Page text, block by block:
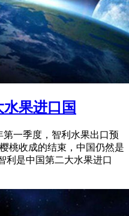
果进口国
第一季度，智利水果出口预
桃收成的结束，中国仍然是
利是中国第二大水果进口